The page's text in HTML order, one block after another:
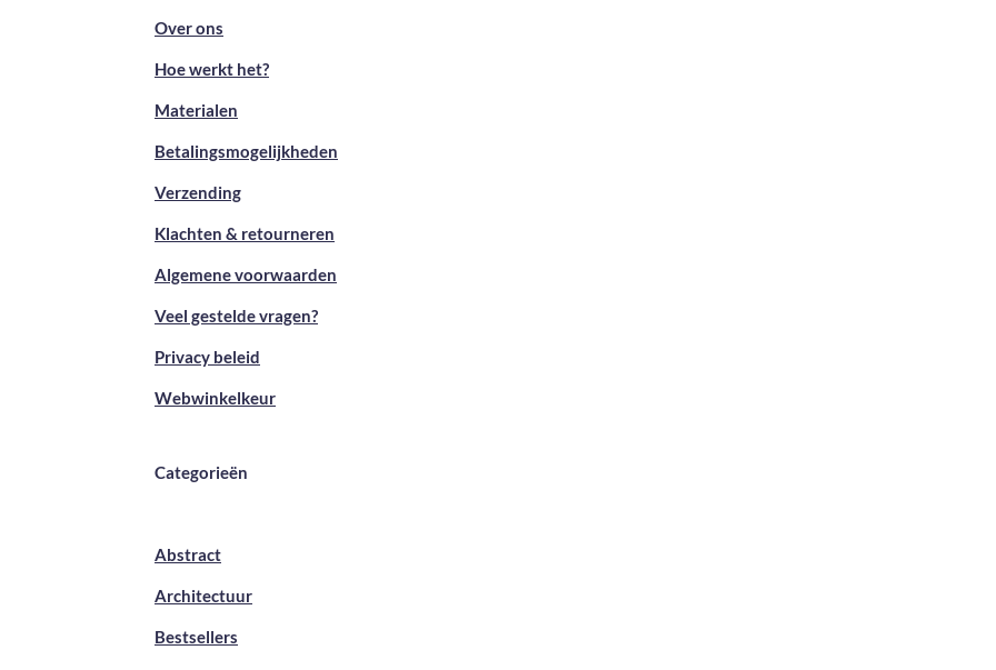
Over ons
Hoe werkt het?
Materialen
Betalingsmogelijkheden
Verzending
Klachten & retourneren
Algemene voorwaarden
Veel gestelde vragen?
Privacy beleid
Webwinkelkeur
Categorieën
Abstract
Architectuur
Bestsellers